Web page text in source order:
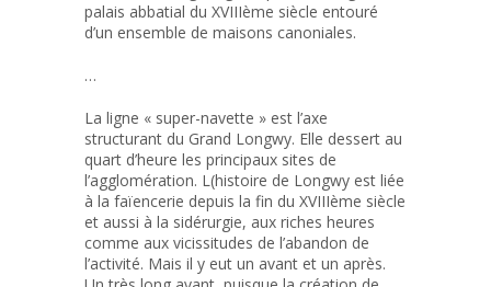
palais abbatial du XVIIIème siècle entouré
d’un ensemble de maisons canoniales.
…
La ligne « super-navette » est l’axe
structurant du Grand Longwy. Elle dessert au
quart d’heure les principaux sites de
l’agglomération. L(histoire de Longwy est liée
à la faïencerie depuis la fin du XVIIIème siècle
et aussi à la sidérurgie, aux riches heures
comme aux vicissitudes de l’abandon de
l’activité. Mais il y eut un avant et un après.